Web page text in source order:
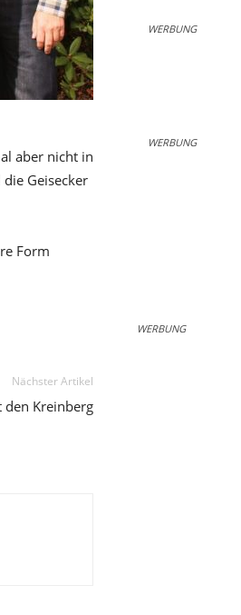
aber nicht in
Geisecker
Form
Nächster Artikel
den Kreinberg
WERBUNG
WERBUNG
WERBUNG